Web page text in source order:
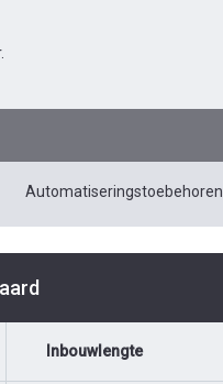
Automatiseringstoebehoren
Inbouwlengte